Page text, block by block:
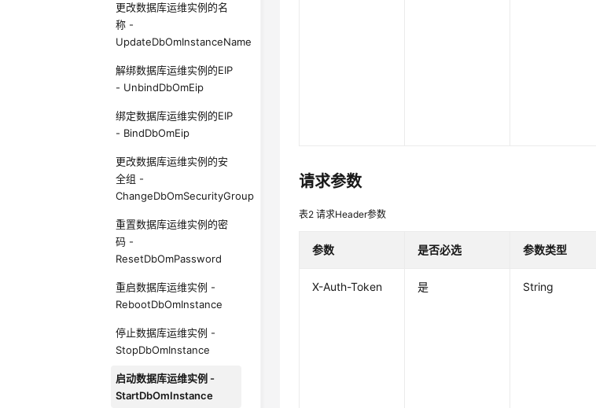
更改数据库运维实例的名
称 -
UpdateDbOmInstanceName
解绑数据库运维实例的EIP
- UnbindDbOmEip
绑定数据库运维实例的EIP
- BindDbOmEip
更改数据库运维实例的安
全组 -
ChangeDbOmSecurityGroup
重置数据库运维实例的密
码 -
ResetDbOmPassword
重启数据库运维实例 -
RebootDbOmInstance
停止数据库运维实例 -
StopDbOmInstance
启动数据库运维实例 -
StartDbOmInstance
请求参数
表2请求Header参数
参数 是否必选 参数类型
X-Auth-Token 是 String